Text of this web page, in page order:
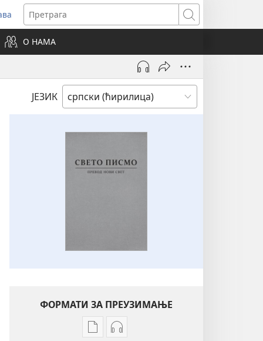
Претрага
О НАМА
ЈЕЗИК
ФОРМАТИ ЗА ПРЕУЗИМАЊЕ
ФорматиФормати